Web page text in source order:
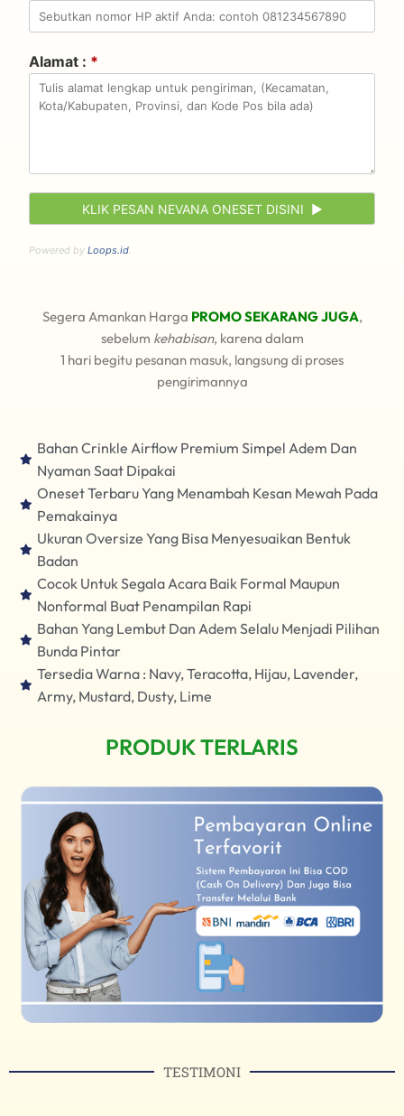
Alamat : *
Powered by Loops.id
Segera Amankan Harga PROMO SEKARANG JUGA,
sebelum kehabisan, karena dalam
1 hari begitu pesanan masuk, langsung di proses
pengirimannya
Bahan Crinkle Airflow Premium Simpel Adem Dan
Nyaman Saat Dipakai
Oneset Terbaru Yang Menambah Kesan Mewah Pada
Pemakainya
Ukuran Oversize Yang Bisa Menyesuaikan Bentuk
Badan
Cocok Untuk Segala Acara Baik Formal Maupun
Nonformal Buat Penampilan Rapi
Bahan Yang Lembut Dan Adem Selalu Menjadi Pilihan
Bunda Pintar
Tersedia Warna : Navy, Teracotta, Hijau, Lavender,
Army, Mustard, Dusty, Lime
PRODUK TERLARIS
TESTIMONI